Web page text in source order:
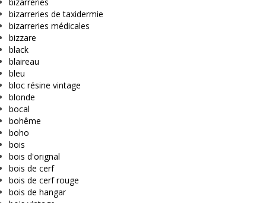
bizarreries de taxidermie
bizarreries médicales
bizzare
black
blaireau
bleu
bloc résine vintage
blonde
bocal
bohême
boho
bois
bois d'orignal
bois de cerf
bois de cerf rouge
bois de hangar